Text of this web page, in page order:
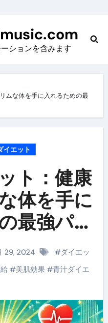
ションを含みます
ムな体を手に入れるための最
イエット
ト：健康
体を手に
最強パー
29, 2024 #ダイエッ
#美肌効果#青汁ダイエ